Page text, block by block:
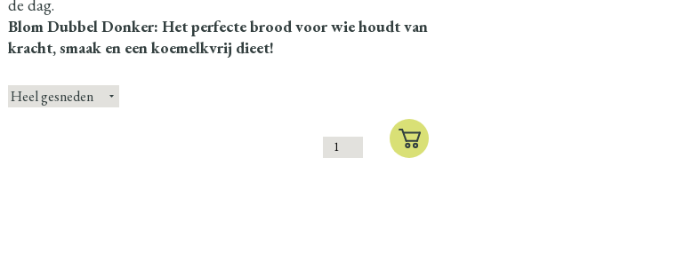
de dag.
Blom Dubbel Donker: Het perfecte brood voor wie houdt van
kracht, smaak en een koemelkvrij dieet!